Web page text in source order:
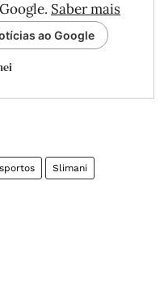
Saber mais
ao Google
Slimani